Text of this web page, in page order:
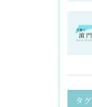
タグ